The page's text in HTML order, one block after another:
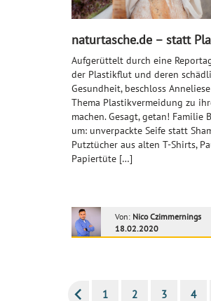
naturtasche.de – statt
Aufgerüttelt durch eine
der Plastikflut und deren
Gesundheit, beschloss
Thema Plastikvermeidung zu
machen. Gesagt, getan!
um: unverpackte Seife statt
Putztücher aus alten T-Shirts,
Papiertüte […]
Von: Nico Czimmernings
18.02.2020
1 2 3 4